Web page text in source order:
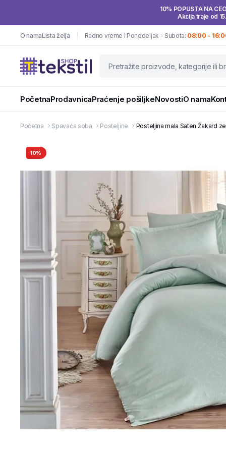
10% POPUSTA NA
Akcija traje od
O namaLista želja Radno vreme I Ponedeljak - Subota: 08:00 -
PočetnaProdavnicaPraćenje pošiljkeNovostiO nama
Početna Spavaća soba Posteljine Posteljina mala Saten Žakard
10%